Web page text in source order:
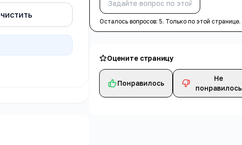
Осталось вопросов:5. Только по этой странице.
Оцените страницу
Понравилось
Не
понравилось